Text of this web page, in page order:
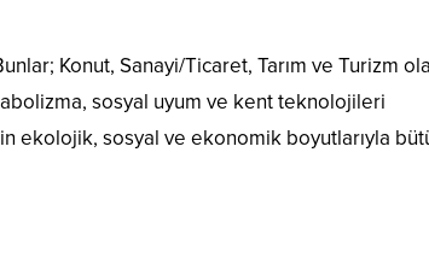
Konut, Sanayi/Ticaret, Tarım ve Turizm
sosyal uyum ve kent teknolojileri
ekolojik, sosyal ve ekonomik boyutlarıyla